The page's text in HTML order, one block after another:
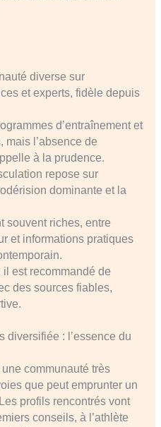
diverse sur
et experts, fidèle depuis
d’entraînement et
l’absence de
à la prudence.
repose sur
dominante et la
souvent riches, entre
et informations pratiques
est recommandé de
des sources fiables,
diversifiée : l’essence du
communauté très
que peut emprunter un
profils rencontrés vont
conseils, à l’athlète